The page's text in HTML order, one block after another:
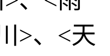
>、<天